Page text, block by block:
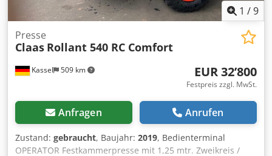
1 /9
Kassel 509 km
Presse
Claas Rollant 540 RC Comfort
EUR 32’800
Festpreis zzgl. MwSt.
Anfragen Anrufen
Zustand: gebraucht, Baujahr: 2019, Bedienterminal
OPERATOR Festkammerpresse mit 1,25 mtr. Zweikreis /